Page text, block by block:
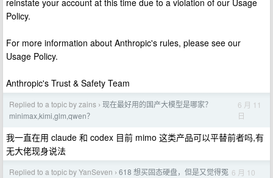
reinstate your account at this time due to a violation of our Usage
Policy.
For more information about Anthropic's rules, please see our
Usage Policy.
Anthropic's Trust & Safety Team
Replied to a topic by zains › 现在最好用的国产大模型是哪家？
minimax,kimi,glm,qwen？
6 月 11
日
我一直在用 claude 和 codex 目前 mimo 这类产品可以平替前者吗,有
无大佬现身说法
Replied to a topic by YanSeven › 618 想买固态硬盘，但是又觉得冤 6 月 10